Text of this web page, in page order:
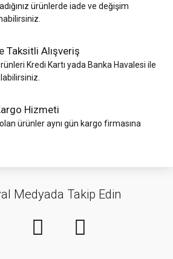
ürünlerde iade ve değişim
Taksitli Alışveriş
Kredi Kartı yada Banka Havalesi ile
Hizmeti
ürünler aynı gün kargo firmasına
Medyada Takip Edin